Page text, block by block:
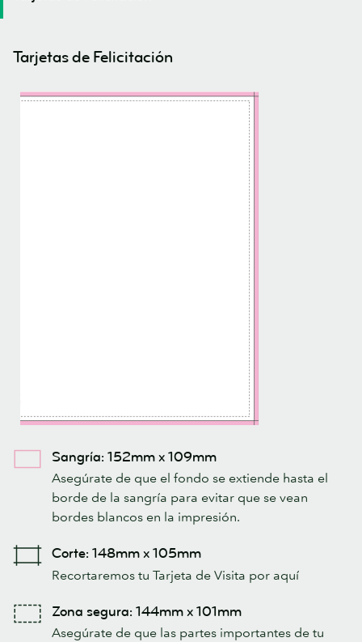
Tarjetas de Felicitación
Sangría: 152mm x 109mm
Asegúrate de que el fondo se extiende hasta el
borde de la sangría para evitar que se vean
bordes blancos en la impresión.
Corte: 148mm x 105mm
Recortaremos tu Tarjeta de Visita por aquí
Zona segura: 144mm x 101mm
Asegúrate de que las partes importantes de tu